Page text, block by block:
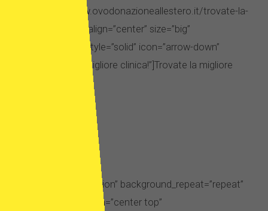
link=”https://www.ovodonazioneallestero.it/trovate-la-
migliore-clinica/” align=”center” size=”big”
type=”standard” style=”solid” icon=”arrow-down”
title=”Trovate la migliore clinica!”]Trovate la migliore
[section id=”description” background_repeat=”repeat”
background_position=”center top”